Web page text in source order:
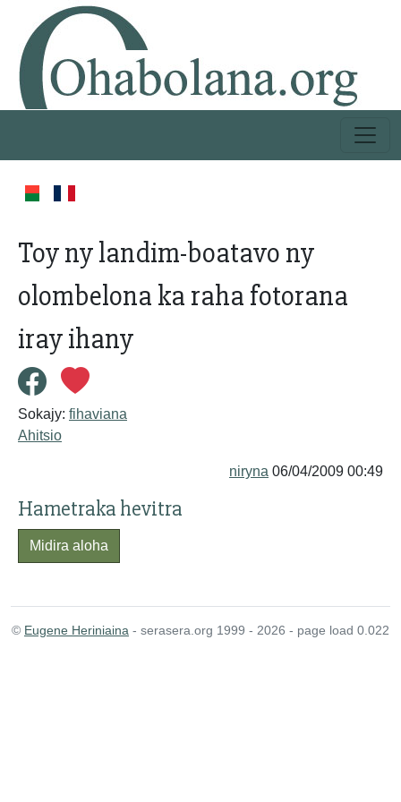
Toy ny landim-boatavo ny
olombelona ka raha fotorana
iray ihany
Sokajy: fihaviana
Ahitsio
niryna 06/04/2009 00:49
Hametraka hevitra
Midira aloha
© Eugene Heriniaina - serasera.org 1999 - 2026 - page load 0.022